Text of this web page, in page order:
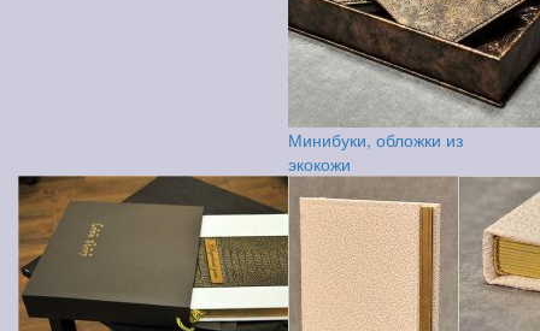
Минибуки, обложки из
экокожи